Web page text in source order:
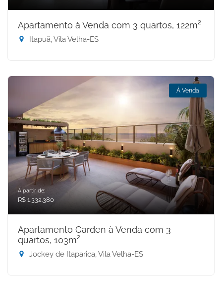
Apartamento à Venda com 3 quartos, 122m²
Itapuã, Vila Velha-ES
À Venda
A partir de:
R$ 1.332.380
Apartamento Garden à Venda com 3
quartos, 103m²
Jockey de Itaparica, Vila Velha-ES